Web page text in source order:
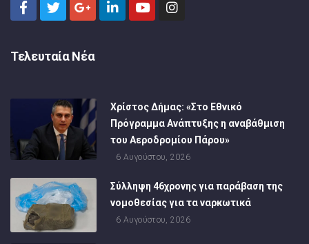
Τελευταία Νέα
Χρίστος Δήμας: «Στο Εθνικό
Πρόγραμμα Ανάπτυξης η αναβάθμιση
του Αεροδρομίου Πάρου»
6 Αυγούστου, 2026
Σύλληψη 46χρονης για παράβαση της
νομοθεσίας για τα ναρκωτικά
6 Αυγούστου, 2026